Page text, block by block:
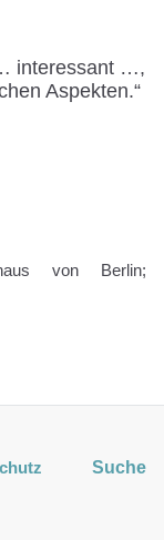
interessant …,
Aspekten.“
von Berlin;
Suche